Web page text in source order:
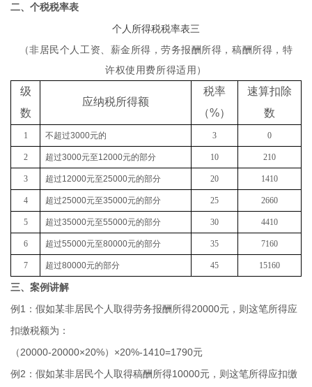
二、个税税率表
个人所得税税率表三
（非居民个人工资、薪金所得，劳务报酬所得，稿酬所得，特
许权使用费所得适用）
级
数
应纳税所得额
税率
（%）
速算扣除
数
1 不超过3000元的 3 0
2 超过3000元至12000元的部分 10 210
3 超过12000元至25000元的部分 20 1410
4 超过25000元至35000元的部分 25 2660
5 超过35000元至55000元的部分 30 4410
6 超过55000元至80000元的部分 35 7160
7 超过80000元的部分 45 15160
三、案例讲解
例1：假如某非居民个人取得劳务报酬所得20000元，则这笔所得应
扣缴税额为：
（20000-20000×20%）×20%-1410=1790元
例2：假如某非居民个人取得稿酬所得10000元，则这笔所得应扣缴